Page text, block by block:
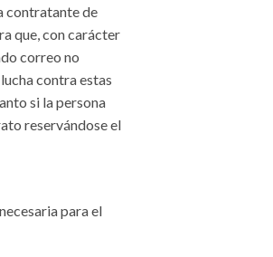
contratante de
que, con carácter
correo no
contra estas
si la persona
reservándose el
para el